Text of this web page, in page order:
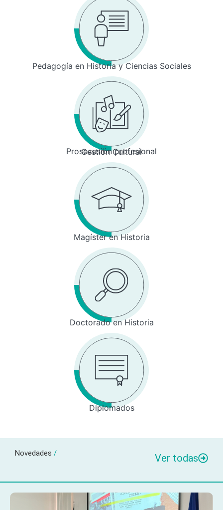
Pedagogía en Historia y Ciencias Sociales
Prosecusión profesional
Gestión Cultural
Magíster en Historia
Doctorado en Historia
Diplomados
Novedades / Ver todas